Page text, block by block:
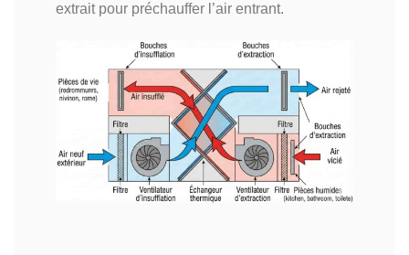
extrait pour préchauffer l’air entrant.